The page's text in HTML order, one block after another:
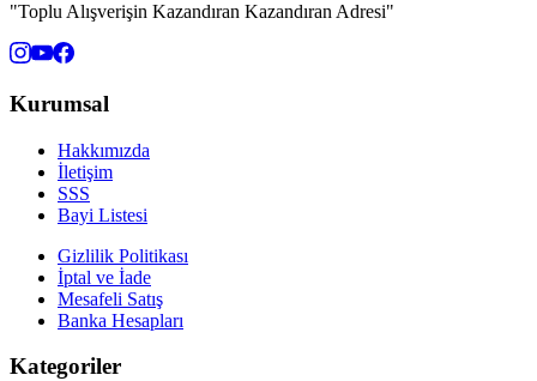
"Toplu Alışverişin Kazandıran Kazandıran Adresi"
Kurumsal
Hakkımızda
İletişim
SSS
Bayi Listesi
Gizlilik Politikası
İptal ve İade
Mesafeli Satış
Banka Hesapları
Kategoriler